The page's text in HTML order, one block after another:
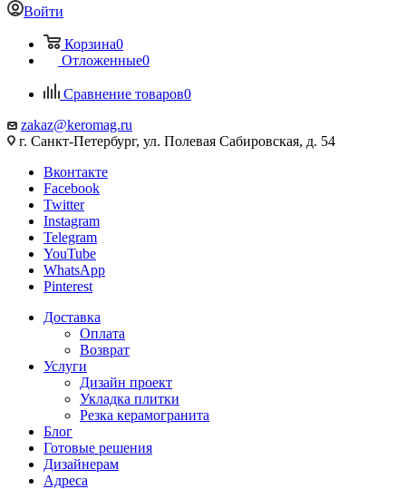
Войти
Корзина0
Отложенные0
Сравнение товаров0
zakaz@keromag.ru
г. Санкт-Петербург, ул. Полевая Сабировская, д. 54
Вконтакте
Facebook
Twitter
Instagram
Telegram
YouTube
WhatsApp
Pinterest
Доставка
Оплата
Возврат
Услуги
Дизайн проект
Укладка плитки
Резка керамогранита
Блог
Готовые решения
Дизайнерам
Адреса